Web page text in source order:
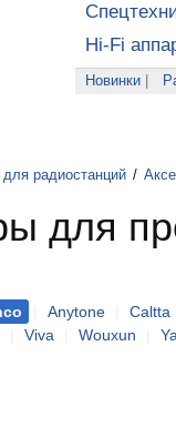
Hi-Fi
Новинки
радиостанций /
для
Anytone Caltta
Viva Wouxun